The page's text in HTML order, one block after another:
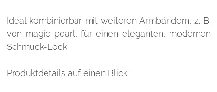
Ideal kombinierbar mit weiteren Armbändern, z. B.
von magic pearl, für einen eleganten, modernen
Schmuck-Look.
Produktdetails auf einen Blick: